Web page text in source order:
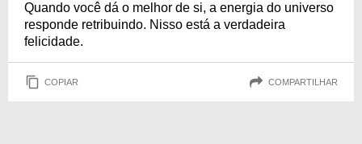
Quando você dá o melhor de si, a energia do universo
responde retribuindo. Nisso está a verdadeira
felicidade.
COPIAR COMPARTILHAR